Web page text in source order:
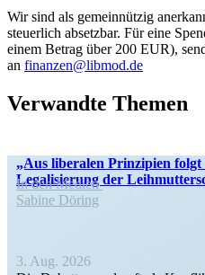
Wir sind als gemein­nützig
steuerlich absetzbar. Für eine
einem Betrag über 200 EUR),
an finanzen@libmod.de
Verwandte Themen
„Aus liberalen Prinzipien folgt
Legali­sierung der
In den Medien
Sabine Döring
3. Aug. 2026